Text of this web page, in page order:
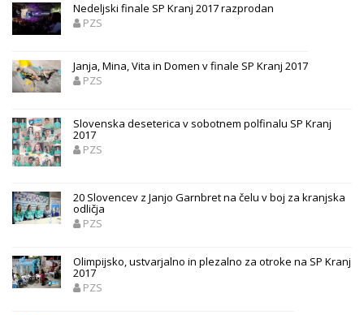
Nedeljski finale SP Kranj 2017 razprodan
PZS
Janja, Mina, Vita in Domen v finale SP Kranj 2017
PZS
Slovenska deseterica v sobotnem polfinalu SP Kranj
2017
PZS
20 Slovencev z Janjo Garnbret na čelu v boj za kranjska
odličja
PZS
Olimpijsko, ustvarjalno in plezalno za otroke na SP Kranj
2017
PZS